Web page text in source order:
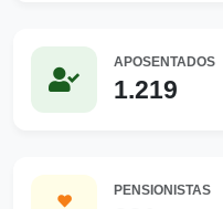
APOSENTADOS
1.219
PENSIONISTAS